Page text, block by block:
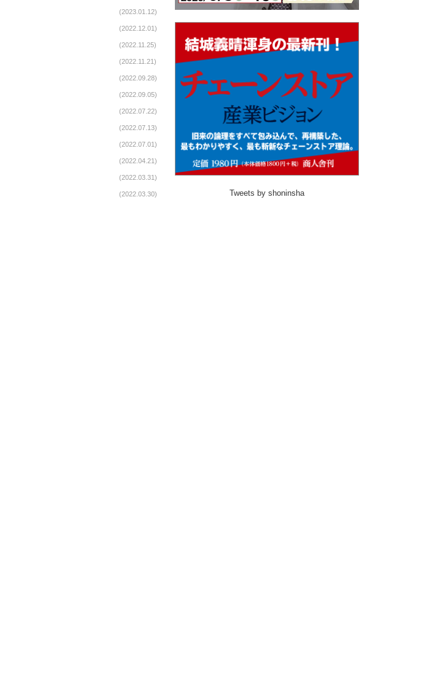
(2023.01.12)
(2022.12.01)
(2022.11.25)
(2022.11.21)
(2022.09.28)
(2022.09.05)
(2022.07.22)
(2022.07.13)
(2022.07.01)
(2022.04.21)
(2022.03.31)
(2022.03.30) Tweets by shoninsha